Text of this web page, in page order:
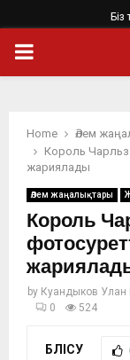
Біз
PRIMARY
Home
Әлем
Король Чарльз
жариялады
Әлем жаңалықтары
Король
by Куандыков Улан
0
524
БӨЛІСУ